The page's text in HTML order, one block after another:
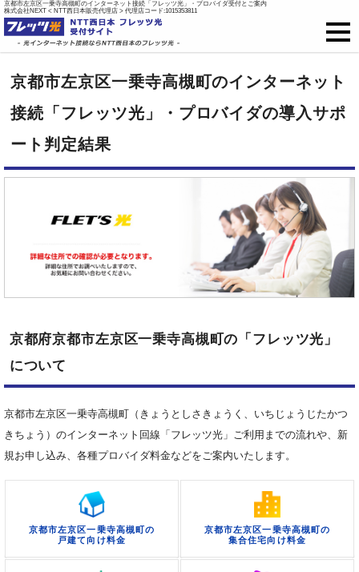
京都市左京区一乗寺高槻町のインターネット接続「フレッツ光」・プロバイダ受付とご案内
株式会社NEXT < NTT西日本販売代理店 > 代理店コード:1015353811
フレッツ光
戸建て向け料金
オプション
京都市左京区一乗寺高槻町のインターネット
接続「フレッツ光」・プロバイダの導入サポ
ート判定結果
京都府京都市左京区一乗寺高槻町の「フレッツ光」
について
京都市左京区一乗寺高槻町（きょうとしさきょうく、いちじょうじたかつ
きちょう）のインターネット回線「フレッツ光」ご利用までの流れや、新
規お申し込み、各種プロバイダ料金などをご案内いたします。
京都市左京区一乗寺高槻町の
戸建て向け料金
京都市左京区一乗寺高槻町の
集合住宅向け料金